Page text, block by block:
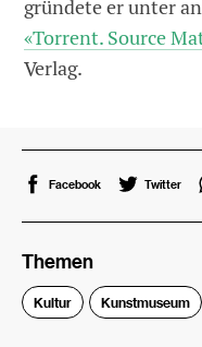
gründete er unter
«Torrent. Source
Verlag.
Facebook Twitter
Themen
Kultur Kunstmuseum